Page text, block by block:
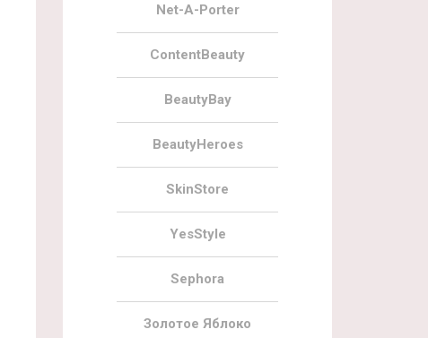
Net-A-Porter
ContentBeauty
BeautyBay
BeautyHeroes
SkinStore
YesStyle
Sephora
Золотое Яблоко